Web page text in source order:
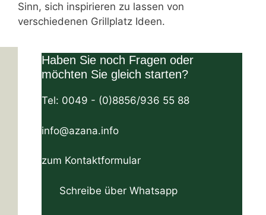
Sinn, sich inspirieren zu lassen von
verschiedenen Grillplatz Ideen.
Haben Sie noch Fragen oder
möchten Sie gleich starten?
Tel: 0049 - (0)8856/936 55 88
info@azana.info
zum Kontaktformular
Schreibe über Whatsapp